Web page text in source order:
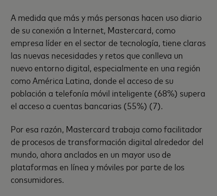
A medida que más y más personas hacen uso diario
de su conexión a Internet, Mastercard, como
empresa líder en el sector de tecnología, tiene claras
las nuevas necesidades y retos que conlleva un
nuevo entorno digital, especialmente en una región
como América Latina, donde el acceso de su
población a telefonía móvil inteligente (68%) supera
el acceso a cuentas bancarias (55%) (7).
Por esa razón, Mastercard trabaja como facilitador
de procesos de transformación digital alrededor del
mundo, ahora anclados en un mayor uso de
plataformas en línea y móviles por parte de los
consumidores.